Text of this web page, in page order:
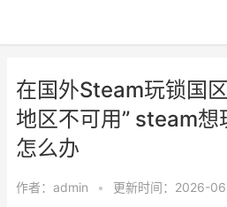
在国外Steam玩锁国
地区不可用” steam想
怎么办
作者： admin • 更新时间：2026-